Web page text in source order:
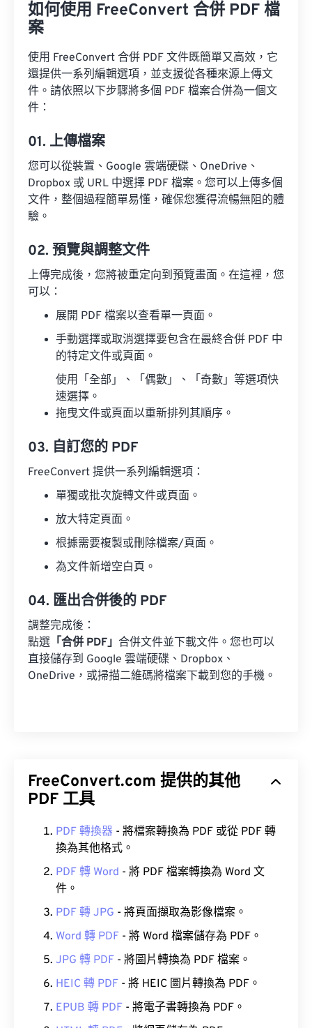
如何使用 FreeConvert 合併 PDF 檔
案
使用 FreeConvert 合併 PDF 文件既簡單又高效，它
還提供一系列編輯選項，並支援從各種來源上傳文
件。請依照以下步驟將多個 PDF 檔案合併為一個文
件：
01. 上傳檔案
您可以從裝置、Google 雲端硬碟、OneDrive、
Dropbox 或 URL 中選擇 PDF 檔案。您可以上傳多個
文件，整個過程簡單易懂，確保您獲得流暢無阻的體
驗。
02. 預覽與調整文件
上傳完成後，您將被重定向到預覽畫面。在這裡，您
可以：
展開 PDF 檔案以查看單一頁面。
手動選擇或取消選擇要包含在最終合併 PDF 中
的特定文件或頁面。
使用「全部」、「偶數」、「奇數」等選項快
速選擇。
拖曳文件或頁面以重新排列其順序。
03. 自訂您的 PDF
FreeConvert 提供一系列編輯選項：
單獨或批次旋轉文件或頁面。
放大特定頁面。
根據需要複製或刪除檔案/頁面。
為文件新增空白頁。
04. 匯出合併後的 PDF
調整完成後：
點選 「合併 PDF」 合併文件並下載文件。您也可以
直接儲存到 Google 雲端硬碟、Dropbox、
OneDrive，或掃描二維碼將檔案下載到您的手機。
FreeConvert.com 提供的其他
PDF 工具
PDF 轉換器 - 將檔案轉換為 PDF 或從 PDF 轉
換為其他格式。
PDF 轉 Word - 將 PDF 檔案轉換為 Word 文
件。
PDF 轉 JPG - 將頁面擷取為影像檔案。
Word 轉 PDF - 將 Word 檔案儲存為 PDF。
JPG 轉 PDF - 將圖片轉換為 PDF 檔案。
HEIC 轉 PDF - 將 HEIC 圖片轉換為 PDF。
EPUB 轉 PDF - 將電子書轉換為 PDF。